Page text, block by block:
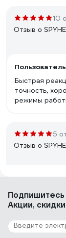
10
Отзыв о
Пользователь
Быстрая
точность,
режимы
5
Отзыв о
Пока только
Немного
Подпишитесь
Акции,